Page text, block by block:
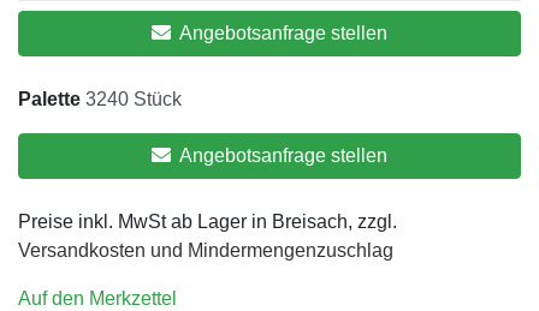
Angebotsanfrage stellen
Palette 3240 Stück
Angebotsanfrage stellen
Preise inkl. MwSt ab Lager in Breisach, zzgl.
Versandkosten und Mindermengenzuschlag
Auf den Merkzettel